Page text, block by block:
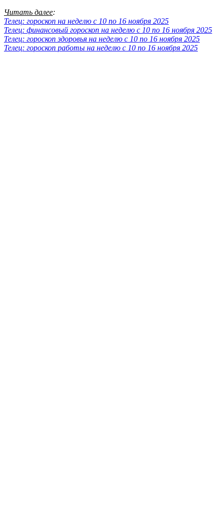
Читать далее:
Телец: гороскоп на неделю с 10 по 16 ноября 2025
Телец: финансовый гороскоп на неделю с 10 по 16 ноября 2025
Телец: гороскоп здоровья на неделю с 10 по 16 ноября 2025
Телец: гороскоп работы на неделю с 10 по 16 ноября 2025